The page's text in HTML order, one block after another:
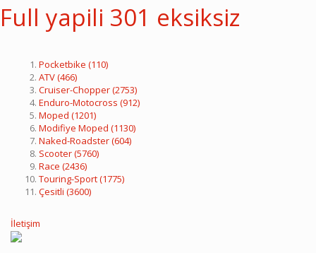
Full yapili 301 eksiksiz
Pocketbike (110)
ATV(466)
Cruiser-Chopper(2753)
Enduro-Motocross (912)
Moped (1201)
Modifiye Moped (1130)
Naked-Roadster(604)
Scooter(5760)
Race (2436)
Touring-Sport(1775)
Çesitli (3600)
İletişim